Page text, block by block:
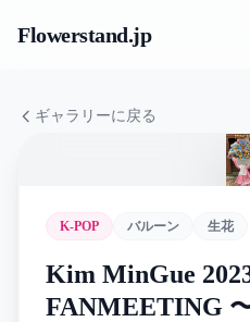
Flowerstand.jp
ギャラリーに戻る
K-POP バルーン 生花
Kim MinGue
FANMEETING